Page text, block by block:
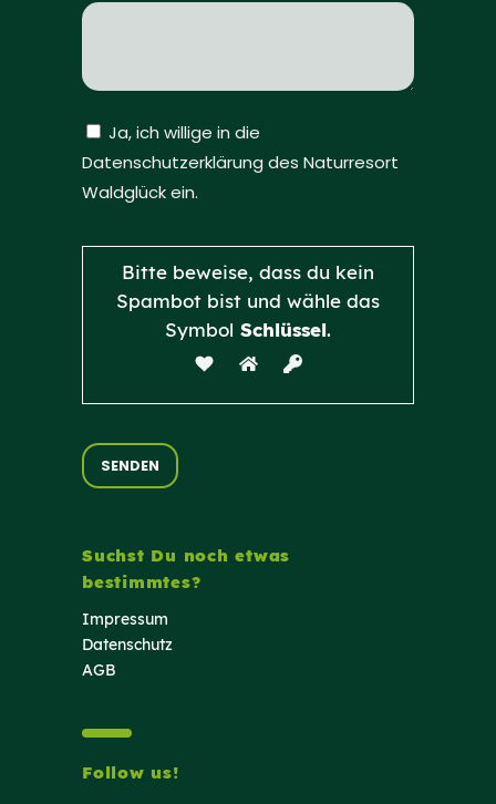
Ja, ich willige in die
Datenschutzerklärung des Naturresort
Waldglück ein.
Bitte beweise, dass du kein
Spambot bist und wähle das
Symbol Schlüssel.
Suchst Du noch etwas
bestimmtes?
Impressum
Datenschutz
AGB
Follow us!